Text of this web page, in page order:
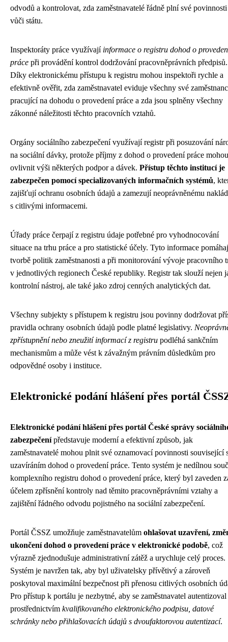
odvodů a kontrolovat, zda zaměstnavatelé řádně plní své povinnosti
vůči státu.
Inspektoráty práce využívají informace o registru dohod o
práce při provádění kontrol dodržování pracovněprávních předpisů.
Díky elektronickému přístupu k registru mohou inspektoři rychle a
efektivně ověřit, zda zaměstnavatel eviduje všechny své
pracující na dohodu o provedení práce a zda jsou splněny všechny
zákonné náležitosti těchto pracovních vztahů.
Orgány sociálního zabezpečení využívají registr při posuzování
na sociální dávky, protože příjmy z dohod o provedení práce mohou
ovlivnit výši některých podpor a dávek. Přístup těchto institucí je
zabezpečen pomocí specializovaných informačních systémů,
zajišťují ochranu osobních údajů a zamezují neoprávněnému
s citlivými informacemi.
Úřady práce čerpají z registru údaje potřebné pro vyhodnocování
situace na trhu práce a pro statistické účely. Tyto informace
tvorbě politik zaměstnanosti a při monitorování vývoje pracovního
v jednotlivých regionech České republiky. Registr tak slouží nejen
kontrolní nástroj, ale také jako zdroj cenných analytických dat.
Všechny subjekty s přístupem k registru jsou povinny dodržovat
pravidla ochrany osobních údajů podle platné legislativy.
zpřístupnění nebo zneužití informací z registru podléhá sankčním
mechanismům a může vést k závažným právním důsledkům pro
odpovědné osoby i instituce.
Elektronické podání hlášení přes portál
Elektronické podání hlášení přes portál České správy
zabezpečenípředstavuje moderní a efektivní způsob, jak
zaměstnavatelé mohou plnit své oznamovací povinnosti související
uzavíráním dohod o provedení práce. Tento systém je nedílnou
komplexního registru dohod o provedení práce, který byl zaveden
účelem zpřísnění kontroly nad těmito pracovněprávními vztahy a
zajištění řádného odvodu pojistného na sociální zabezpečení.
Portál ČSSZ umožňuje zaměstnavatelům ohlašovat uzavření,
ukončení dohod o provedení práce v elektronické podobě, což
výrazně zjednodušuje administrativní zátěž a urychluje celý proces.
Systém je navržen tak, aby byl uživatelsky přívětivý a zároveň
poskytoval maximální bezpečnost při přenosu citlivých osobních
Pro přístup k portálu je nezbytné, aby se zaměstnavatel autentizoval
prostřednictvím kvalifikovaného elektronického podpisu, datové
schránky nebo přihlašovacích údajů s dvoufaktorovou autentizací.